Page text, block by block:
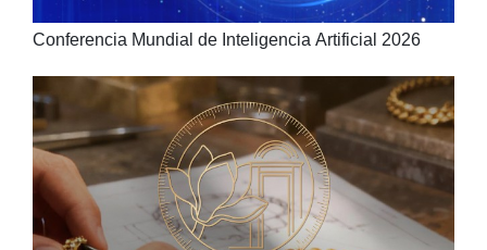
Conferencia Mundial de Inteligencia Artificial 2026